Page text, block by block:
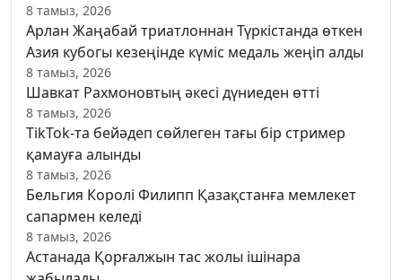
8 тамыз, 2026
Арлан Жаңабай триатлоннан Түркістанда өткен
Азия кубогы кезеңінде күміс медаль жеңіп алды
8 тамыз, 2026
Шавкат Рахмоновтың әкесі дүниеден өтті
8 тамыз, 2026
TikTok-та бейәдеп сөйлеген тағы бір стример
қамауға алынды
8 тамыз, 2026
Бельгия Королі Филипп Қазақстанға мемлекет
сапармен келеді
8 тамыз, 2026
Астанада Қорғалжын тас жолы ішінара